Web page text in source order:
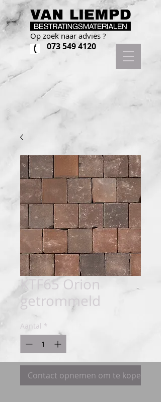
Op zoek naar advies ?
073 549 4120
KTF65 Orion
getrommeld
Aantal *
Contact opnemen om te kopen